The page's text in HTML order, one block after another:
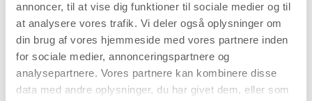
annoncer, til at vise dig funktioner til sociale medier og til
at analysere vores trafik. Vi deler også oplysninger om
din brug af vores hjemmeside med vores partnere inden
for sociale medier, annonceringspartnere og
analysepartnere. Vores partnere kan kombinere disse
data med andre oplysninger, du har givet dem, eller som
Kan først bestilles, når det igen er på lager